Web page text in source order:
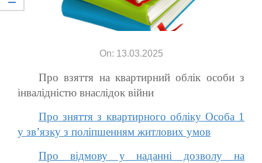
On: 13.03.2025
Про взяття на квартирний облік особи з
інвалідністю внаслідок війни
Про зняття з квартирного обліку Особа 1
у зв’язку з поліпшенням житлових умов
Про відмову у наданні дозволу на